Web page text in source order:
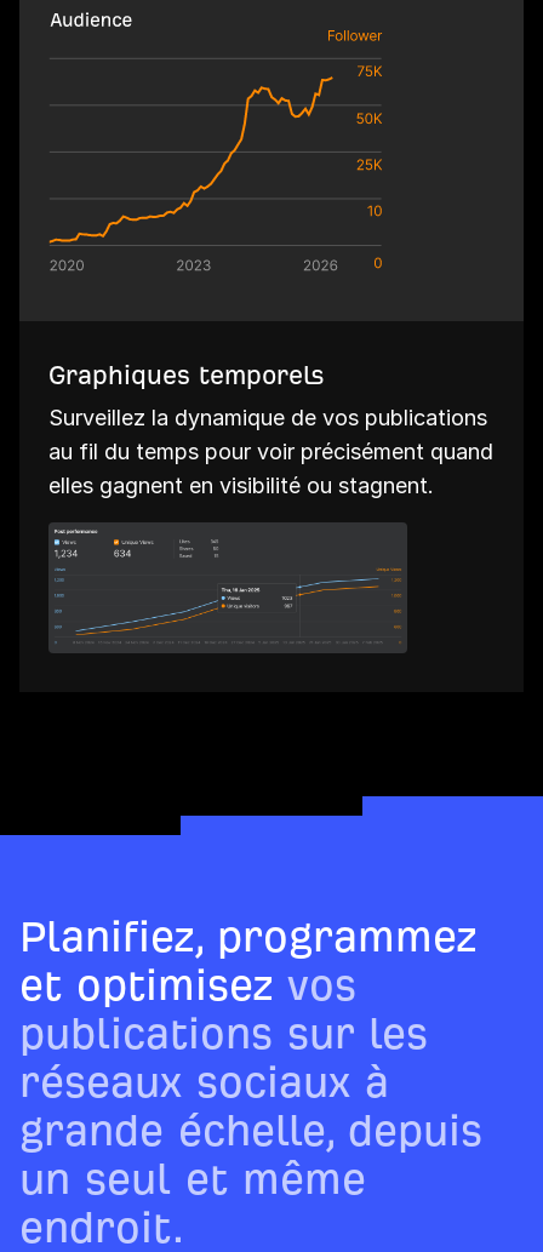
Graphiques temporels
Surveillez la dynamique de vos publications
au fil du temps pour voir précisément quand
elles gagnent en visibilité ou stagnent.
Planifiez, programmez
et optimisez vos
publications sur les
réseaux sociaux à
grande échelle, depuis
un seul et même
endroit.